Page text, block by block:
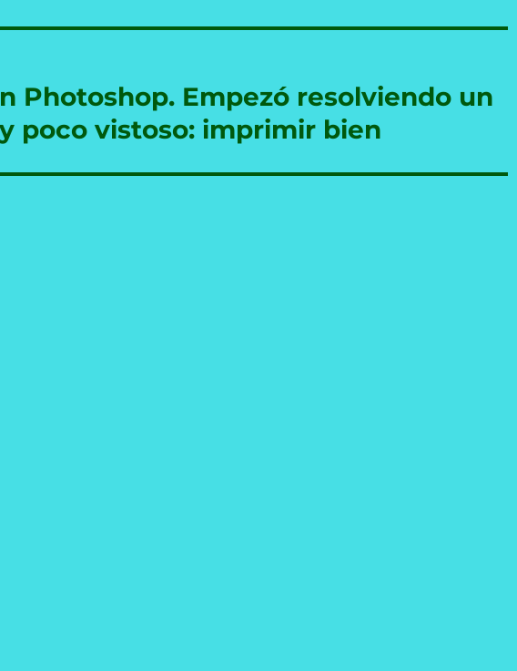
Photoshop. Empezó resolviendo un
poco vistoso: imprimir bien